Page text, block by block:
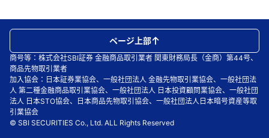
商号等：株式会社SBI証券 金融商品取引業者 関東財務局長（金商）第44号、
商品先物取引業者
加入協会：日本証券業協会、一般社団法人 金融先物取引業協会、一般社団法
人 第二種金融商品取引業協会、一般社団法人 日本投資顧問業協会、一般社団
法人 日本STO協会、日本商品先物取引協会、一般社団法人日本暗号資産等取
引業協会
© SBI SECURITIES Co., Ltd. ALL Rights Reserved
ページ上部